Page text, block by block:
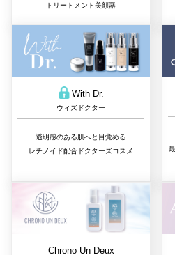
トリートメント美顔器
With Dr.
ウィズドクター
透明感のある肌へと目覚める
レチノイド配合ドクターズコスメ
Chrono Un Deux